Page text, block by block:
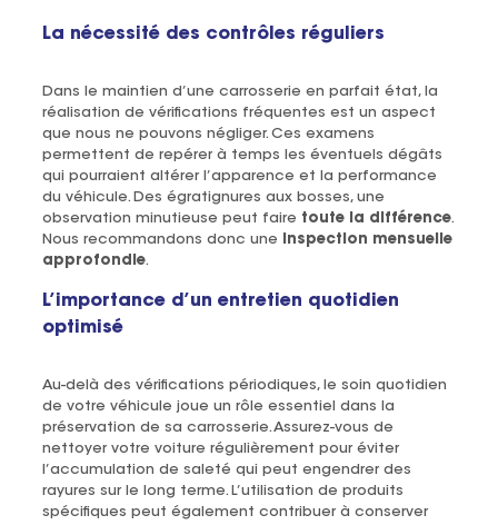
La nécessité des contrôles réguliers
Dans le maintien d’une carrosserie en parfait état, la
réalisation de vérifications fréquentes est un aspect
que nous ne pouvons négliger. Ces examens
permettent de repérer à temps les éventuels dégâts
qui pourraient altérer l’apparence et la performance
du véhicule. Des égratignures aux bosses, une
observation minutieuse peut faire toute la différence.
Nous recommandons donc une
inspection mensuelle
approfondie.
L’importance d’un entretien quotidien
optimisé
Au-delà des vérifications périodiques, le soin quotidien
de votre véhicule joue un rôle essentiel dans la
préservation de sa carrosserie. Assurez-vous de
nettoyer votre voiture régulièrement pour éviter
l’accumulation de saleté qui peut engendrer des
rayures sur le long terme. L’utilisation de produits
spécifiques peut également contribuer à conserver